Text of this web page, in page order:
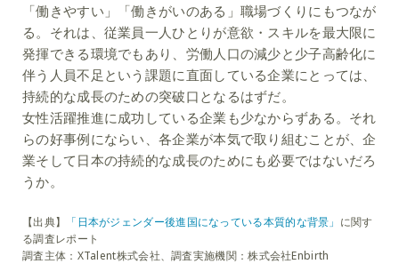
「働きやすい」「働きがいのある」職場づくりにもつなが
る。それは、従業員一人ひとりが意欲・スキルを最大限に
発揮できる環境でもあり、労働人口の減少と少子高齢化に
伴う人員不足という課題に直面している企業にとっては、
持続的な成長のための突破口となるはずだ。
女性活躍推進に成功している企業も少なからずある。それ
らの好事例にならい、各企業が本気で取り組むことが、企
業そして日本の持続的な成長のためにも必要ではないだろ
うか。
【出典】 「日本がジェンダー後進国になっている本質的な背景」 に関す
る調査レポート
調査主体：XTalent株式会社、調査実施機関：株式会社Enbirth